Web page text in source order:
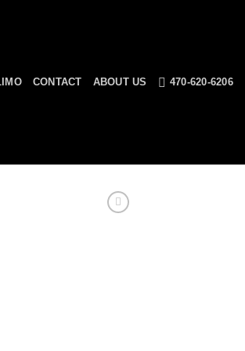
CONTACT ABOUT US 470-620-6206